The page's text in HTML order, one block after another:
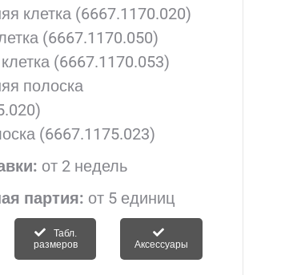
клетка (6667.1170.020)
(6667.1170.050)
(6667.1170.053)
полоска
(6667.1175.023)
от 2 недель
партия: от 5 единиц
Табл.
размеров
Аксессуары